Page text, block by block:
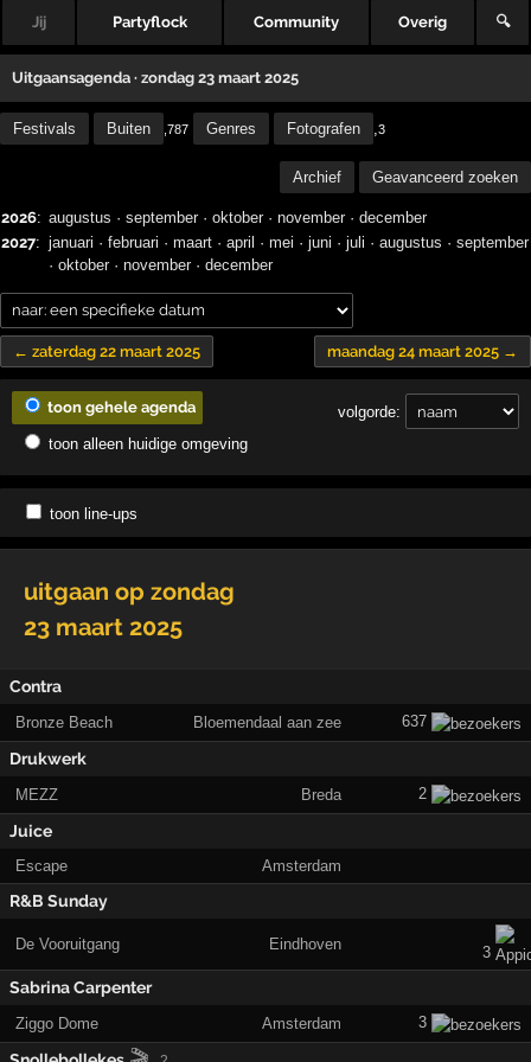
Jij Partyflock Community Overig 🔍
Uitgaansagenda · zondag 23 maart 2025
Festivals Buiten ,787 Genres Fotografen ,3
Archief Geavanceerd zoeken
2026: augustus · september· oktober· november· december
2027: januari · februari · maart · april · mei · juni · juli · augustus · september
· oktober· november· december
← zaterdag 22 maart 2025 maandag 24 maart 2025 →
volgorde:
toon gehele agenda
toon alleen huidige omgeving
toon line-ups
uitgaan op zondag
23 maart 2025
Contra
Bronze Beach Bloemendaal aan zee 637
Drukwerk
MEZZ Breda 2
Juice
Escape Amsterdam
R&B Sunday
De Vooruitgang Eindhoven 3
Sabrina Carpenter
Ziggo Dome Amsterdam 3